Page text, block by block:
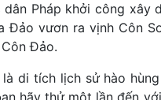
Pháp khởi công xây
Đảo vươn ra vịnh Côn
Đảo.
di tích lịch sử hào
hãy thử một lần đến